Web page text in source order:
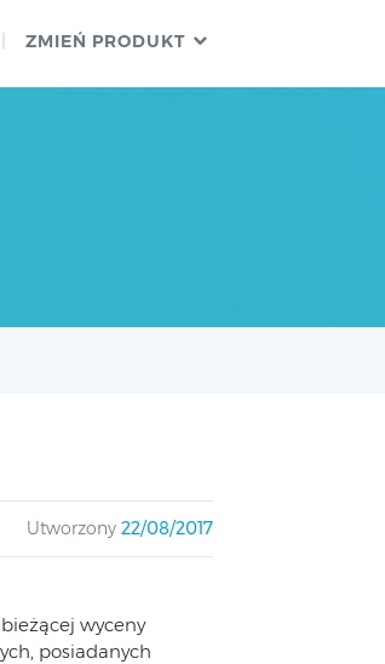
ZMIEŃ PRODUKT
Utworzony 22/08/2017
wyceny
posiadanych